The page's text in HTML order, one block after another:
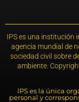
IPS es una institución
agencia mundial de
sociedad civil sobre
ambiente.
IPS es la única
personal y